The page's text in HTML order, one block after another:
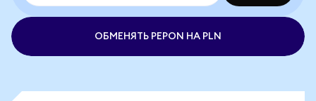
ОБМЕНЯТЬ PEPON НА PLN